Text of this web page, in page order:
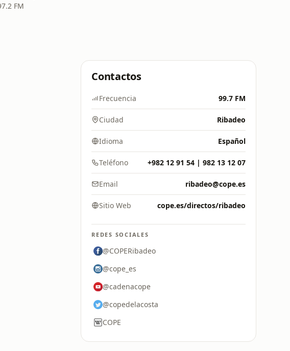
FM
Contactos
Frecuencia 99.7 FM
Ciudad Ribadeo
Idioma Español
Teléfono +982 12 91 54 | 982 13 12 07
Email ribadeo@cope.es
Sitio Web cope.es/directos/ribadeo
REDES SOCIALES
@COPERibadeo
@cope_es
@cadenacope
@copedelacosta
COPE